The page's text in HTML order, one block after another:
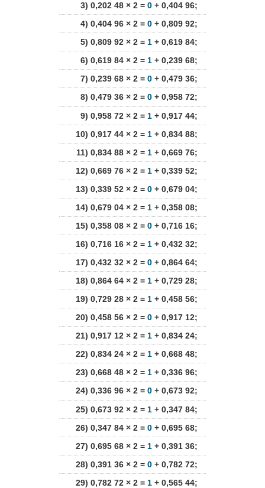
3) 0,202 48 × 2 = 0 + 0,404 96;
4) 0,404 96 × 2 = 0 + 0,809 92;
5) 0,809 92 × 2 = 1 + 0,619 84;
6) 0,619 84 × 2 = 1 + 0,239 68;
7) 0,239 68 × 2 = 0 + 0,479 36;
8) 0,479 36 × 2 = 0 + 0,958 72;
9) 0,958 72 × 2 = 1 + 0,917 44;
10) 0,917 44 × 2 = 1 + 0,834 88;
11) 0,834 88 × 2 = 1 + 0,669 76;
12) 0,669 76 × 2 = 1 + 0,339 52;
13) 0,339 52 × 2 = 0 + 0,679 04;
14) 0,679 04 × 2 = 1 + 0,358 08;
15) 0,358 08 × 2 = 0 + 0,716 16;
16) 0,716 16 × 2 = 1 + 0,432 32;
17) 0,432 32 × 2 = 0 + 0,864 64;
18) 0,864 64 × 2 = 1 + 0,729 28;
19) 0,729 28 × 2 = 1 + 0,458 56;
20) 0,458 56 × 2 = 0 + 0,917 12;
21) 0,917 12 × 2 = 1 + 0,834 24;
22) 0,834 24 × 2 = 1 + 0,668 48;
23) 0,668 48 × 2 = 1 + 0,336 96;
24) 0,336 96 × 2 = 0 + 0,673 92;
25) 0,673 92 × 2 = 1 + 0,347 84;
26) 0,347 84 × 2 = 0 + 0,695 68;
27) 0,695 68 × 2 = 1 + 0,391 36;
28) 0,391 36 × 2 = 0 + 0,782 72;
29) 0,782 72 × 2 = 1 + 0,565 44;